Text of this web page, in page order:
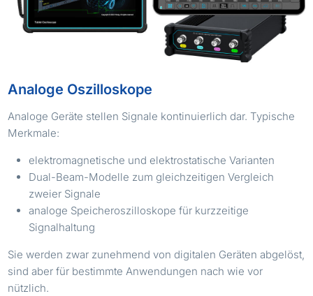
Analoge Oszilloskope
Analoge Geräte stellen Signale kontinuierlich dar. Typische
Merkmale:
elektromagnetische und elektro­statische Varianten
Dual-Beam-Modelle zum gleichzeitigen Vergleich
zweier Signale
analoge Speicheroszilloskope für kurzzeitige
Signalhaltung
Sie werden zwar zunehmend von digitalen Geräten abgelöst,
sind aber für bestimmte Anwendungen nach wie vor
nützlich.